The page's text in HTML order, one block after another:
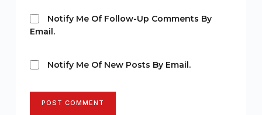
Notify Me Of Follow-Up Comments By
Email.
Notify Me Of New Posts By Email.
POST COMMENT